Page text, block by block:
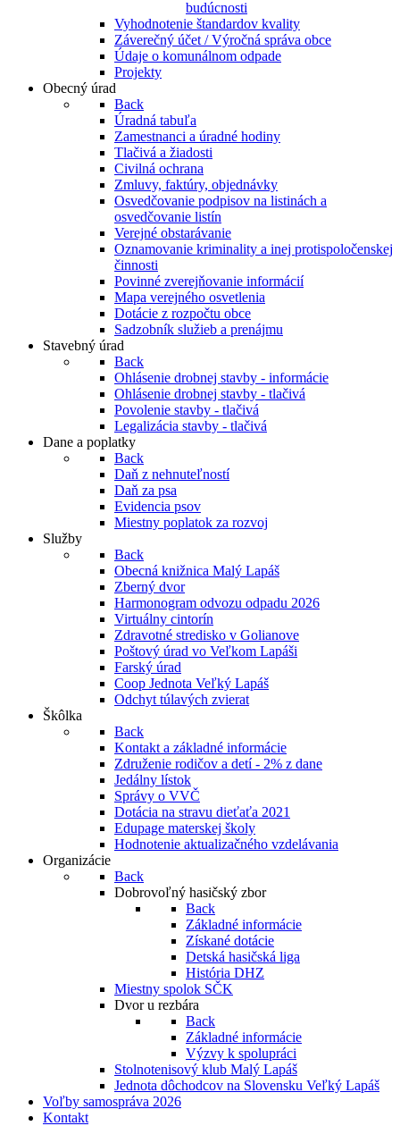
budúcnosti
Vyhodnotenie štandardov kvality
Záverečný účet / Výročná správa obce
Údaje o komunálnom odpade
Projekty
Obecný úrad
Back
Úradná tabuľa
Zamestnanci a úradné hodiny
Tlačivá a žiadosti
Civilná ochrana
Zmluvy, faktúry, objednávky
Osvedčovanie podpisov na listinách a
osvedčovanie listín
Verejné obstarávanie
Oznamovanie kriminality a inej protispoločenskej
činnosti
Povinné zverejňovanie informácií
Mapa verejného osvetlenia
Dotácie z rozpočtu obce
Sadzobník služieb a prenájmu
Stavebný úrad
Back
Ohlásenie drobnej stavby - informácie
Ohlásenie drobnej stavby - tlačivá
Povolenie stavby - tlačivá
Legalizácia stavby - tlačivá
Dane a poplatky
Back
Daň z nehnuteľností
Daň za psa
Evidencia psov
Miestny poplatok za rozvoj
Služby
Back
Obecná knižnica Malý Lapáš
Zberný dvor
Harmonogram odvozu odpadu 2026
Virtuálny cintorín
Zdravotné stredisko v Golianove
Poštový úrad vo Veľkom Lapáši
Farský úrad
Coop Jednota Veľký Lapáš
Odchyt túlavých zvierat
Škôlka
Back
Kontakt a základné informácie
Združenie rodičov a detí - 2% z dane
Jedálny lístok
Správy o VVČ
Dotácia na stravu dieťaťa 2021
Edupage materskej školy
Hodnotenie aktualizačného vzdelávania
Organizácie
Back
Dobrovoľný hasičský zbor
Back
Základné informácie
Získané dotácie
Detská hasičská liga
História DHZ
Miestny spolok SČK
Dvor u rezbára
Back
Základné informácie
Výzvy k spolupráci
Stolnotenisový klub Malý Lapáš
Jednota dôchodcov na Slovensku Veľký Lapáš
Voľby samospráva 2026
Kontakt